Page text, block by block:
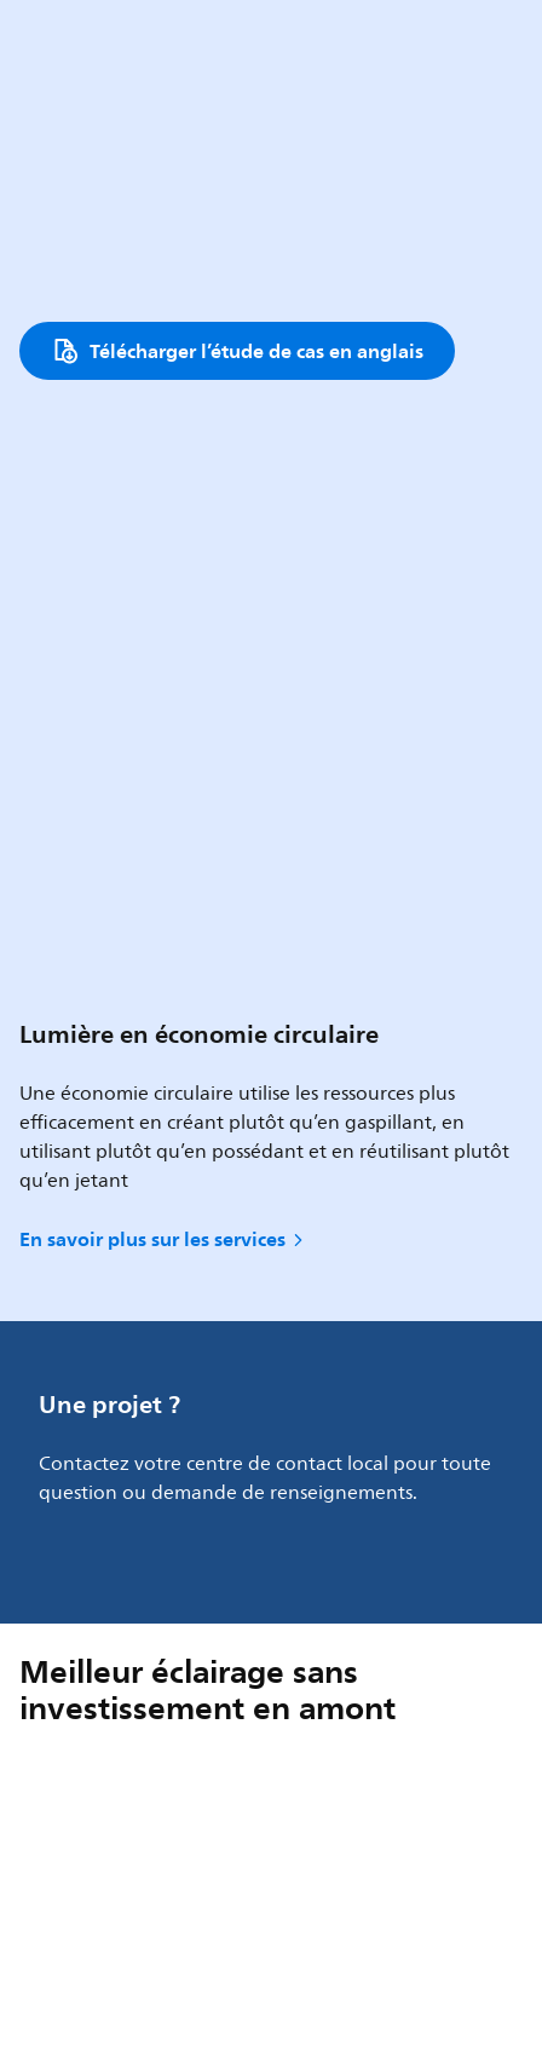
Télécharger l’étude de cas en anglais
Lumière en économie circulaire
Une économie circulaire utilise les ressources plus
efficacement en créant plutôt qu’en gaspillant, en
utilisant plutôt qu’en possédant et en réutilisant plutôt
qu’en jetant
En savoir plus sur les services
Une projet ?
Contactez votre centre de contact local pour toute
question ou demande de renseignements.
Meilleur éclairage sans
investissement en amont